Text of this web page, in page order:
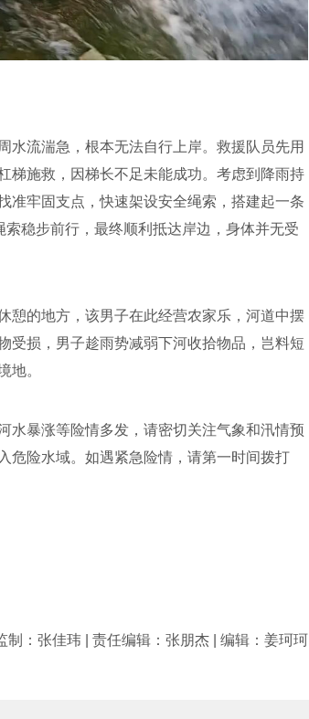
水流湍急，根本无法自行上岸。救援队员先用
梯施救，因梯长不足未能成功。考虑到降雨持
准牢固支点，快速架设安全绳索，搭建起一条
稳步前行，最终顺利抵达岸边，身体并无受
憩的地方，该男子在此经营农家乐，河道中摆
受损，男子趁雨势减弱下河收拾物品，岂料短
地。
水暴涨等险情多发，请密切关注气象和汛情预
危险水域。如遇紧急险情，请第一时间拨打
制：张佳玮 | 责任编辑：张朋杰 | 编辑：姜珂珂